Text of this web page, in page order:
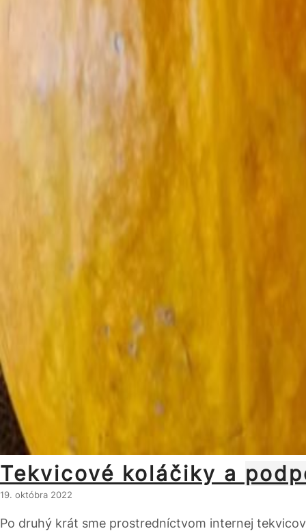
Tekvicové koláčiky a
19. októbra 2022
Po druhý krát sme prostredníctvom internej